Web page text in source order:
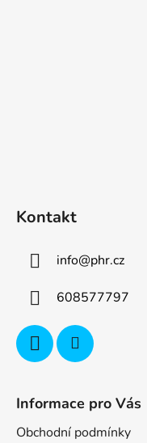
Kontakt
info@phr.cz
608577797
Informace pro Vás
Obchodní podmínky